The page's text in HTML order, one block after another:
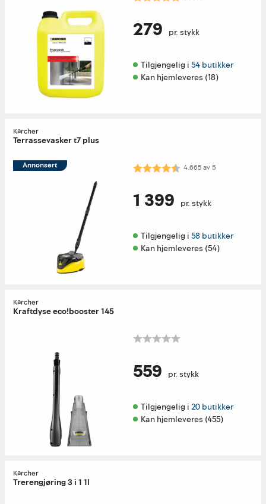
279 pr. stykk
Tilgjengelig i 54 butikker
Kan hjemleveres (18)
Kärcher
Terrassevasker t7 plus
Annonsert Karakter: 4.7 av 5 mulige
4.665av5
1 399 pr. stykk
Tilgjengelig i 58 butikker
Kan hjemleveres (54)
Kärcher
Kraftdyse eco!booster 145
559 pr. stykk
Tilgjengelig i 20 butikker
Kan hjemleveres (455)
Kärcher
Trerengjøring 3 i 1 1l